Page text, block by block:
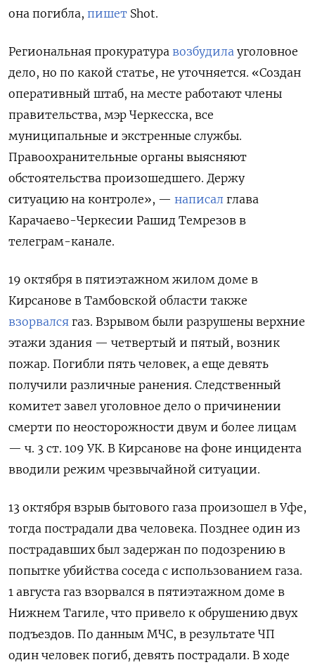
она погибла, пишет Shot.
Региональная прокуратура возбудила уголовное
дело, но по какой статье, не уточняется. «Создан
оперативный штаб, на месте работают члены
правительства, мэр Черкесска, все
муниципальные и экстренные службы.
Правоохранительные органы выясняют
обстоятельства произошедшего. Держу
ситуацию на контроле», — написал глава
Карачаево-Черкесии Рашид Темрезов в
телеграм-канале.
19 октября в пятиэтажном жилом доме в
Кирсанове в Тамбовской области также
взорвался газ. Взрывом были разрушены верхние
этажи здания — четвертый и пятый, возник
пожар. Погибли пять человек, а еще девять
получили различные ранения. Следственный
комитет завел уголовное дело о причинении
смерти по неосторожности двум и более лицам
— ч. 3 ст. 109 УК. В Кирсанове на фоне инцидента
вводили режим чрезвычайной ситуации.
13 октября взрыв бытового газа произошел в Уфе,
тогда пострадали два человека. Позднее один из
пострадавших был задержан по подозрению в
попытке убийства соседа с использованием газа.
1 августа газ взорвался в пятиэтажном доме в
Нижнем Тагиле, что привело к обрушению двух
подъездов. По данным МЧС, в результате ЧП
один человек погиб, девять пострадали. В ходе